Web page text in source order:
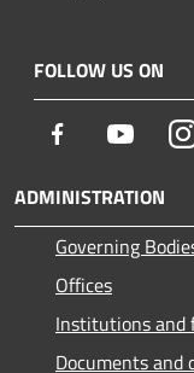
FOLLOW US ON
Facebook
ADMINISTRATION
Governing
Offices
Institutions and
Documents and